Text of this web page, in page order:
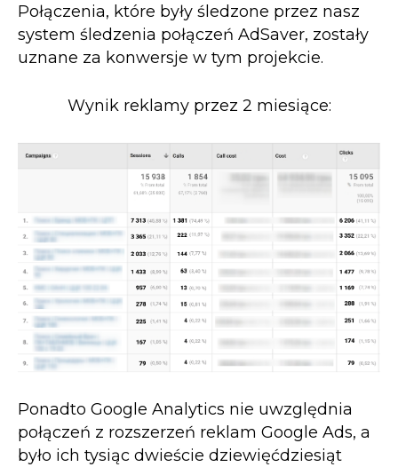
Połączenia, które były śledzone przez nasz
system śledzenia połączeń AdSaver, zostały
uznane za konwersje w tym projekcie.
Wynik reklamy przez 2 miesiące:
Ponadto Google Analytics nie uwzględnia
połączeń z rozszerzeń reklam Google Ads, a
było ich tysiąc dwieście dziewięćdziesiąt